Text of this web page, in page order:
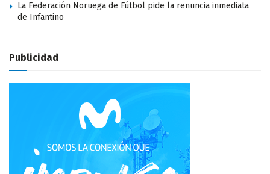
La Federación Noruega de Fútbol pide la renuncia inmediata
de Infantino
Publicidad